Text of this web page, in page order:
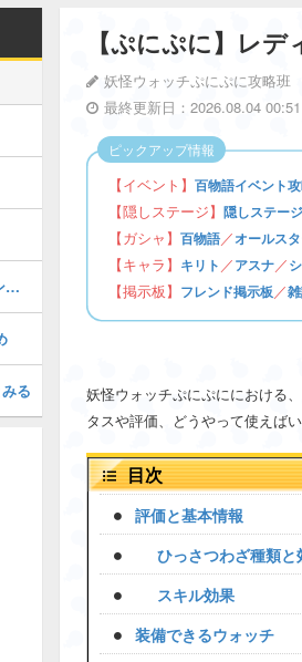
【ぷにぷに】レ
妖怪ウォッチぷにぷに攻略班
最終更新日：2026.08.04 00:51
【イベント】 百物語イベント
【隠しステージ】 隠しステー
【ガシャ】 百物語／オールス
【キャラ】 キリト ／アスナ／
【掲示板】 フレンド掲示板／
ピックアップ情報
妖怪ウォッチぷにぷににおける
タスや評価、どうやって使えば
目次
評価と基本情報
ひっさつわざ種類と
スキル効果
装備できるウォッチ
妖怪ウォッチぷにぷにの最強ぷにランキング！
る